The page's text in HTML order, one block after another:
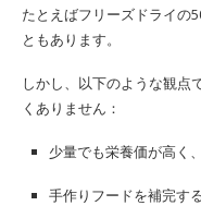
たとえばフリーズドライの
ともあります。
しかし、以下のような観点
くありません：
少量でも栄養価が高く
手作りフードを補完す